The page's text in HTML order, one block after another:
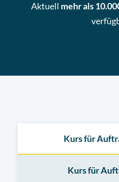
Aktuell mehr als
Kurs für
Kurs für